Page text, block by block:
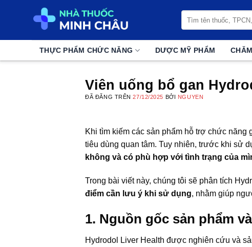
kiếm:
THỰC PHẨM CHỨC NĂNG DƯỢC MỸ PHẨM
Viên uống bổ gan
ĐÃ ĐĂNG TRÊN27/12/2025 BỞI NGUYEN
Khi tìm kiếm các sản phẩm hỗ trợ chức năng
tiêu dùng quan tâm. Tuy nhiên, trước khi sử
không và có phù hợp với tình trạng của
Trong bài viết này, chúng tôi sẽ phân tích
điểm cần lưu ý khi sử dụng, nhằm giúp
1. Nguồn gốc sản phẩm
Hydrodol Liver Health được nghiên cứu và